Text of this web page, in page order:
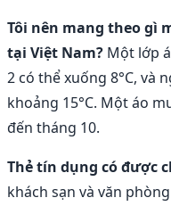
Tôi nên mang theo gì
tại Việt Nam? Một lớp
2 có thể xuống 8°C, và
khoảng 15°C. Một áo
đến tháng 10.
Thẻ tín dụng có được
khách sạn và văn